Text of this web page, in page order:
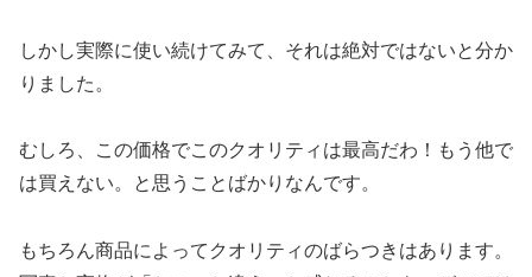
しかし実際に使い続けてみて、それは絶対ではないと分か
りました。
むしろ、この価格でこのクオリティは最高だわ！もう他で
は買えない。と思うことばかりなんです。
もちろん商品によってクオリティのばらつきはあります。